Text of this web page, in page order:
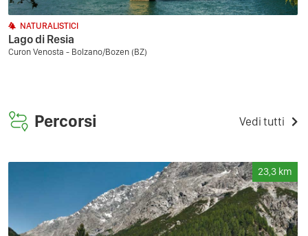
NATURALISTICI
Lago di Resia
Curon Venosta - Bolzano/Bozen (BZ)
Percorsi Vedi tutti
23,3 km